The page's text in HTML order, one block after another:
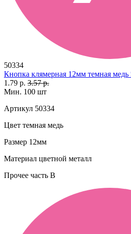
50334
Кнопка клямерная 12мм темная медь
1.79 р. 3.57 р.
Мин. 100 шт
Артикул 50334
Цвет темная медь
Размер 12мм
Материал цветной металл
Прочее часть B